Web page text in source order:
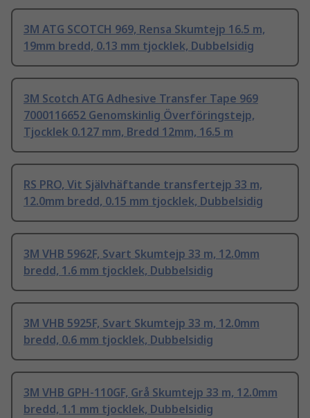
3M ATG SCOTCH 969, Rensa Skumtejp 16.5 m,
19mm bredd, 0.13 mm tjocklek, Dubbelsidig
3M Scotch ATG Adhesive Transfer Tape 969
7000116652 Genomskinlig Överföringstejp,
Tjocklek 0.127 mm, Bredd 12mm, 16.5 m
RS PRO, Vit Självhäftande transfertejp 33 m,
12.0mm bredd, 0.15 mm tjocklek, Dubbelsidig
3M VHB 5962F, Svart Skumtejp 33 m, 12.0mm
bredd, 1.6 mm tjocklek, Dubbelsidig
3M VHB 5925F, Svart Skumtejp 33 m, 12.0mm
bredd, 0.6 mm tjocklek, Dubbelsidig
3M VHB GPH-110GF, Grå Skumtejp 33 m, 12.0mm
bredd, 1.1 mm tjocklek, Dubbelsidig